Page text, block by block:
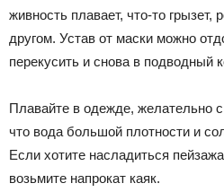
живность плавает, что-то грызет,
другом. Устав от маски можно
перекусить и снова в подводный
Плавайте в одежде, желательно
что вода большой плотности и
Если хотите насладиться
возьмите напрокат каяк.